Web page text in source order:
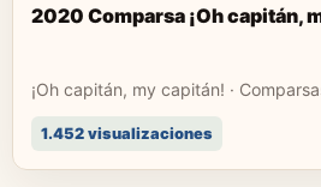
2020 Comparsa ¡Oh capitán,
¡Oh capitán, my capitán! ·
1.452 visualizaciones